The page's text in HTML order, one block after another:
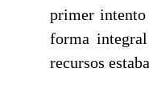
primer intento
forma
recursos